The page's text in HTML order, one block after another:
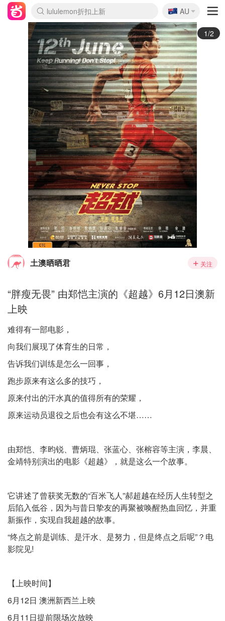
lululemon折扣上新
Sasa美妆护肤3.5折
SSENSE年中2.5折
FreshBeauty好价汇总
Cettire降价+叠9折
WWS Coles超市实拍
viagogo二手票捡漏
Myer超级周末
The Outnet奢牌1折起
David Jones 3折起
Flannels大牌1折
Perfumes Club护肤1折
AMIRO面罩$251
Amazon折扣汇总
eToro入金$200送$50
Amazon数码好物
ICONIC本周7.5折
ThedoubleF高奢地板价
Moose Knuckles 6折
丝芙兰5折起
EUFY摄像头$98
Selenichast首饰2折
Trip机票酒店促销
YSL送5件彩妆礼
Amazon家居好物
Amazon美妆护肤
雅漾大喷$8
过敏原检测盒$33
伊索独家赠50ml沐浴露
科颜氏高保湿面霜$29
SEALIFE海洋馆门票6折
丝塔芙大白罐$16
订阅Newsletter送香薰
Cult Beauty 6.8折
Harrods圣诞日历$525
LN-CC奢牌私促3折
d'Alba空姐喷雾$16
EVE LOM套装£56
Bernardelli独家4折
Adore Beauty 6折起
CT圣诞日历
Mytheresa奢品2.7折
Luxury Escapes 9折
Currentbody美容仪$881
MOON Garden Live
Roborock扫地机$649
Tingo Life水杯$24
Valentino官网5折
CR洗护套装$23
修丽可4件套$159
Myer彩妆2件7折
GANNI官网4.5折
Stylevana韩妆4折
Tessabit高奢8.5折
OGX洗发水$11
Amazon阿德莱德次日达
卡诗8.5折+赠礼
Philips Hue灯具8折
🇦🇺
AU
2/2
土澳晒晒君 关注
“胖瘦无畏” 由郑恺主演的《超越》6月12日澳新
上映
难得有一部电影，
向我们展现了体育生的日常，
告诉我们训练是怎么一回事，
跑步原来有这么多的技巧，
原来付出的汗水真的值得所有的荣耀，
原来运动员退役之后也会有这么不堪……
由郑恺、李昀锐、曹炳琨、张蓝心、张榕容等主演，李晨、
金靖特别演出的电影《超越》，就是这么一个故事。
它讲述了曾获奖无数的“百米飞人”郝超越在经历人生转型之
后陷入低谷，因为与昔日挚友的再聚被唤醒热血回忆，并重
新振作，实现自我超越的故事。
“终点之前是训练、是汗水、是努力，但是终点之后呢”？电
影院见!
【上映时间】
6月12日 澳洲新西兰上映
6月11日提前限场次放映